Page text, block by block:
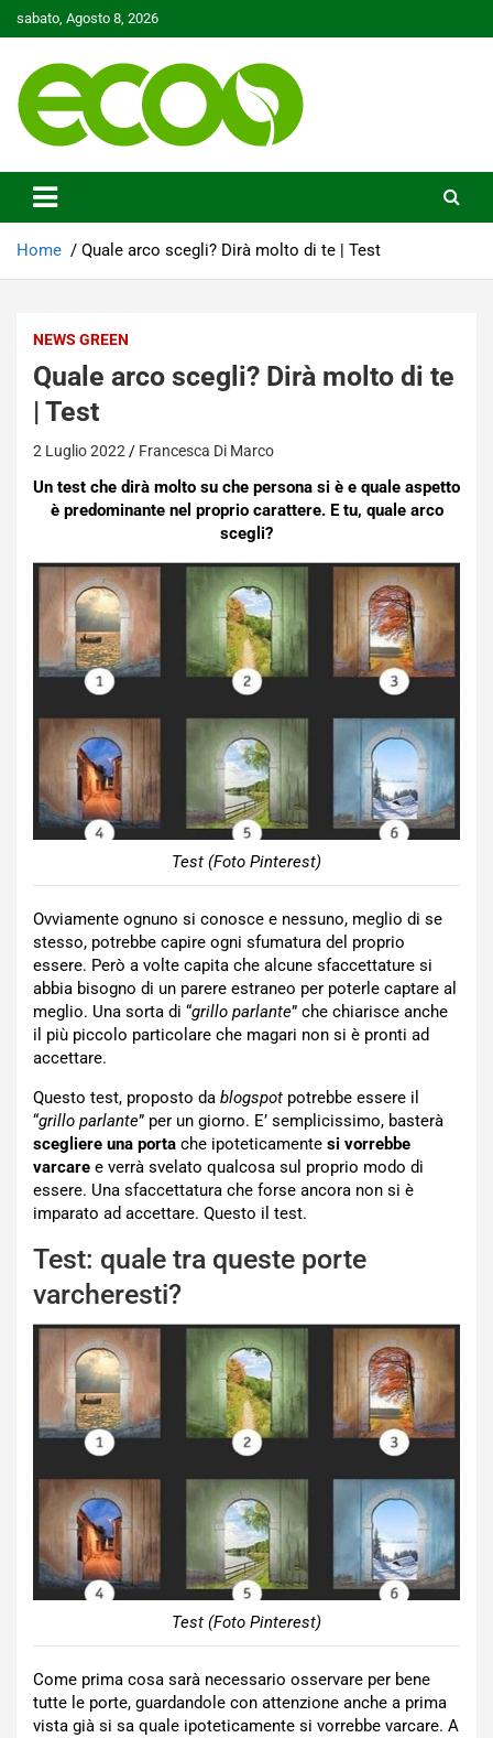
to
sabato, Agosto 8, 2026
Ecoo.it
Home Quale arco scegli? Dirà molto di te | Test
NEWS GREEN
Quale arco scegli? Dirà molto di te
| Test
2 Luglio 2022 Francesca Di Marco
Un test che dirà molto su che persona si è e quale aspetto
è predominante nel proprio carattere. E tu, quale arco
scegli?
Test (Foto Pinterest)
Ovviamente ognuno si conosce e nessuno, meglio di se
stesso, potrebbe capire ogni sfumatura del proprio
essere. Però a volte capita che alcune sfaccettature si
abbia bisogno di un parere estraneo per poterle captare al
meglio. Una sorta di “grillo parlante” che chiarisce anche
il più piccolo particolare che magari non si è pronti ad
accettare.
Questo test, proposto da blogspot potrebbe essere il
“grillo parlante” per un giorno. E’ semplicissimo, basterà
scegliere una porta che ipoteticamente si vorrebbe
varcare e verrà svelato qualcosa sul proprio modo di
essere. Una sfaccettatura che forse ancora non si è
imparato ad accettare. Questo il test.
Test: quale tra queste porte
varcheresti?
Test (Foto Pinterest)
Come prima cosa sarà necessario osservare per bene
tutte le porte, guardandole con attenzione anche a prima
vista già si sa quale ipoteticamente si vorrebbe varcare. A